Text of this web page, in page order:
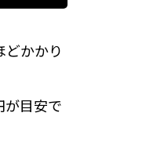
かかり
が目安で